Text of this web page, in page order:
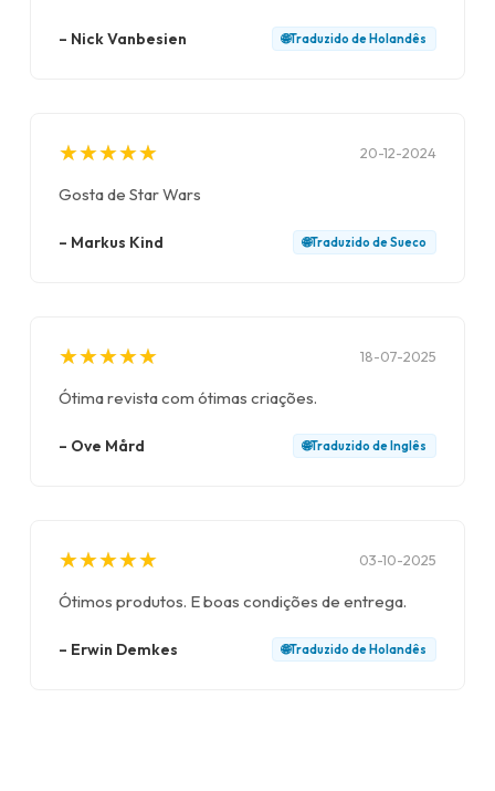
– Nick Vanbesien 🌐Traduzido de Holandês
★
★★
★★
★★
★★
★ 20-12-2024
Gosta de Star Wars
– Markus Kind 🌐Traduzido deSueco
★
★★
★★
★★
★★
★ 18-07-2025
Ótima revista com ótimas criações.
– Ove Mård 🌐Traduzido de Inglês
★
★★
★★
★★
★★
★ 03-10-2025
Ótimos produtos. E boas condições de entrega.
– Erwin Demkes 🌐Traduzido de Holandês